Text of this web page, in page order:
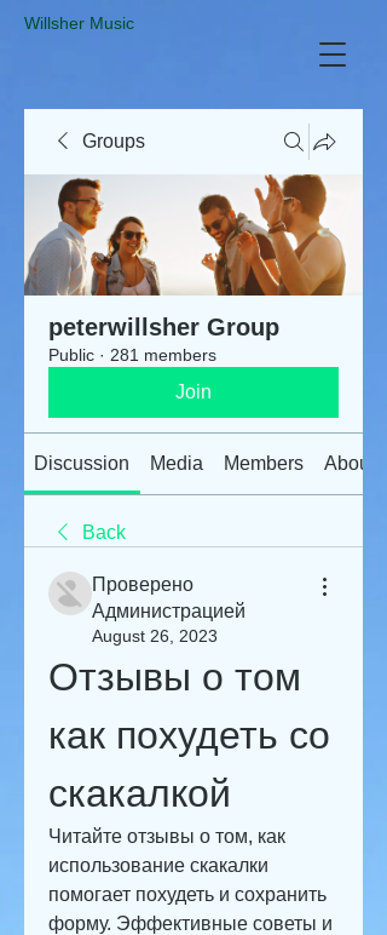
​Willsher Music
Groups
peterwillsher Group
Public · 281 members
Join
Discussion Media Members About
Back
Проверено
Администрацией
August 26, 2023
Отзывы о том
как похудеть со
скакалкой
Читайте отзывы о том, как
использование скакалки
помогает похудеть и сохранить
форму. Эффективные советы и